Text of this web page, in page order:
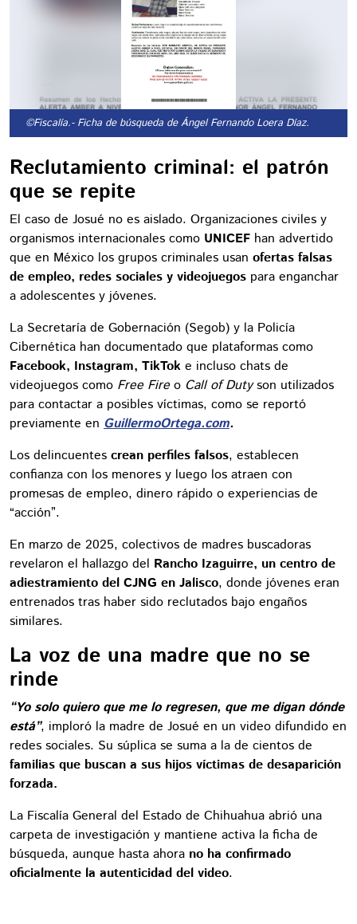
©Fiscalía.- Ficha de búsqueda de Ángel Fernando Loera Díaz.
Reclutamiento criminal: el patrón
que se repite
El caso de Josué no es aislado. Organizaciones civiles y
organismos internacionales como UNICEF han advertido
que en México los grupos criminales usan ofertas falsas
de empleo, redes sociales y videojuegos para enganchar
a adolescentes y jóvenes.
La Secretaría de Gobernación (Segob) y la Policía
Cibernética han documentado que plataformas como
Facebook, Instagram, TikTok e incluso chats de
videojuegos como Free Fireo Call of Dutyson utilizados
para contactar a posibles víctimas, como se reportó
previamente en GuillermoOrtega.com.
Los delincuentes crean perfiles falsos, establecen
confianza con los menores y luego los atraen con
promesas de empleo, dinero rápido o experiencias de
“acción”.
En marzo de 2025, colectivos de madres buscadoras
revelaron el hallazgo del Rancho Izaguirre, un centro de
adiestramiento del CJNG en Jalisco, donde jóvenes eran
entrenados tras haber sido reclutados bajo engaños
similares.
La voz de una madre que no se
rinde
“Yo solo quiero que me lo regresen, que me digan dónde
está”, imploró la madre de Josué en un video difundido en
redes sociales. Su súplica se suma a la de cientos de
familias que buscan a sus hijos víctimas de desaparición
forzada.
La Fiscalía General del Estado de Chihuahua abrió una
carpeta de investigación y mantiene activa la ficha de
búsqueda, aunque hasta ahora no ha confirmado
oficialmente la autenticidad del video.